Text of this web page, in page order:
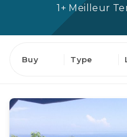
1+ Meilleur
Buy Type